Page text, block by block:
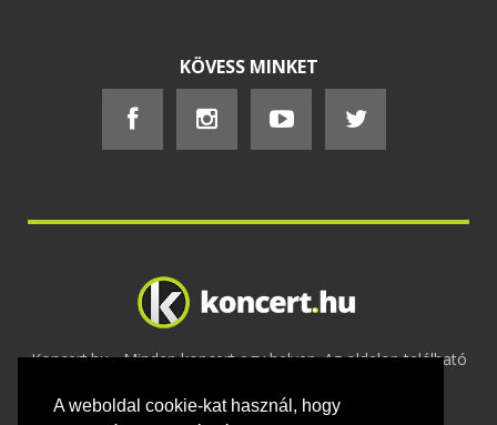
A weboldal cookie-kat használ, hogy
KÖVESS MINKET
Koncert.hu - Minden koncert egy helyen. Az oldalon található
2020 Adatvédelem-ÁSZF-Felhasználási